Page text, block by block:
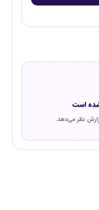
است
نظر می‌دهد.